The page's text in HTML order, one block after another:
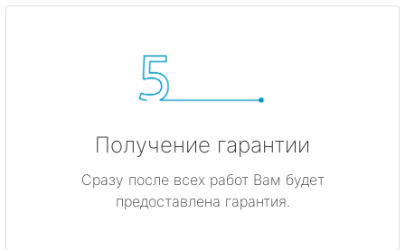
Получение гарантии
Сразу после всех работ Вам будет
предоставлена гарантия.